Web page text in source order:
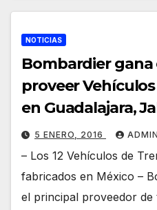
NOTICIAS
Bombardier
proveer
en Guadalajara,
5 ENERO, 2016 ADMIN
– Los 12 Vehículos de
fabricados en México –
el principal proveedor de